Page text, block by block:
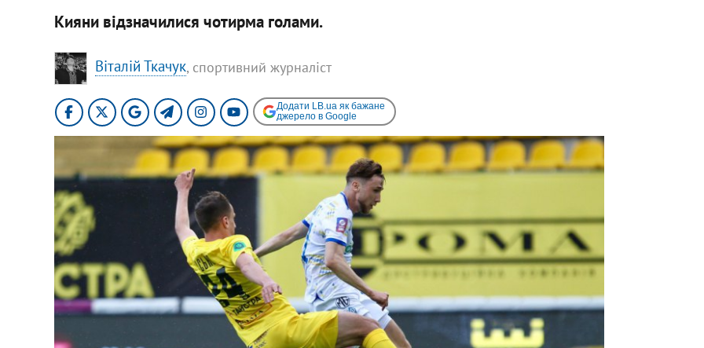
Кияни відзначилися чотирма голами.
Віталій Ткачук, спортивний журналіст
Додати LB.ua як бажане
джерело в Google